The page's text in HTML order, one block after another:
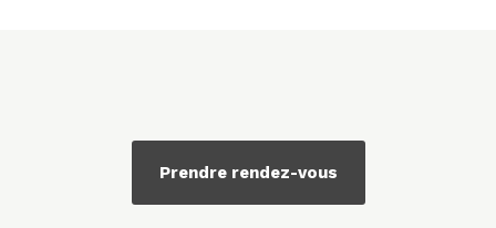
Prendre rendez-vous